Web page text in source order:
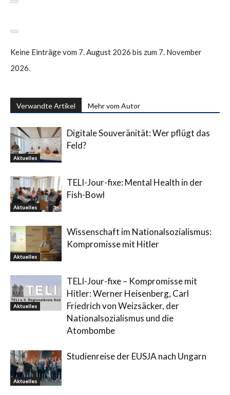
Keine Einträge vom 7. August 2026 bis zum 7. November
2026.
Verwandte Artikel Mehr vom Autor
Aktuelles
Digitale Souveränität: Wer pflügt das
Feld?
Aktuelles
TELI-Jour-fixe: Mental Health in der
Fish-Bowl
Aktuelles
Wissenschaft im Nationalsozialismus:
Kompromisse mit Hitler
Aktuelles
TELI-Jour-fixe – Kompromisse mit
Hitler: Werner Heisenberg, Carl
Friedrich von Weizsäcker, der
Nationalsozialismus und die
Atombombe
Aktuelles
Studienreise der EUSJA nach Ungarn